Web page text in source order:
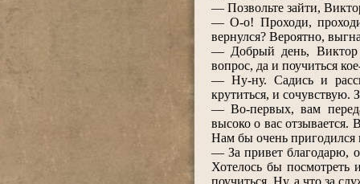
― Позвольте зайти,
― О-о! Проходи,
вернулся? Вероятно,
― Добрый день, Виктор
вопрос, да и поучиться
― Ну-ну. Садись и
крутиться, и сочувствую.
― Во-первых, вам
высоко о вас
Нам бы очень пригодился
― За привет благодарю,
Хотелось бы посмотреть
поучиться. Ну, а что за